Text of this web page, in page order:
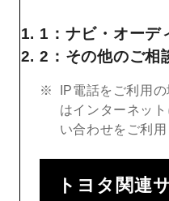
1：ナビ・オーデ
2：その他のご相
IP電話をご利用
はインターネッ
い合わせをご利用
トヨタ関連